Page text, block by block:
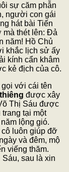
sự căm phẫn
người con gái
hát bài Tiến
mà thét lên: Đả
năm! Hồ Chủ
khắc lịch sử ấy
kính cẩn khâm
kẻ địch của cô.
với cái tên
được xây
Thị Sáu được
tại một
lộng gió.
luôn giúp đỡ
và đêm, mộ
viếng thăm.
sau là xin